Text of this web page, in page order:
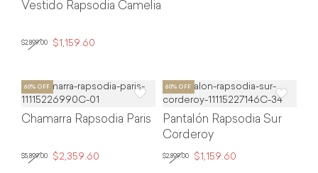
Vestido Rapsodia Camelia
$2,899.00 $1,159.60
Chamarra Rapsodia Paris
$5,899.00 $2,359.60
Pantalón Rapsodia Sur
Corderoy
$2,899.00 $1,159.60